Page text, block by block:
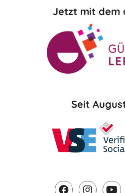
Jetzt mit dem
Seit